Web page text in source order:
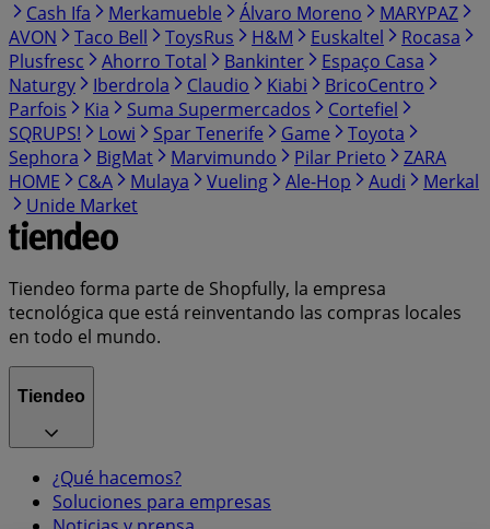
Cash Ifa
Merkamueble Álvaro Moreno
MARYPAZ
AVON
Taco Bell ToysRus H&M Euskaltel
Rocasa
Plusfresc
Ahorro Total Bankinter
Espaço Casa
Naturgy
Iberdrola Claudio Kiabi
BricoCentro
Parfois
Kia Suma Supermercados
Cortefiel
SQRUPS!
Lowi Spar Tenerife Game
Toyota
Sephora
BigMat Marvimundo Pilar Prieto
ZARA
HOME
C&A Mulaya Vueling Ale-Hop Audi
Merkal
Unide Market
Tiendeo forma parte de Shopfully, la empresa
tecnológica que está reinventando las compras locales
en todo el mundo.
Tiendeo
¿Qué hacemos?
Soluciones para empresas